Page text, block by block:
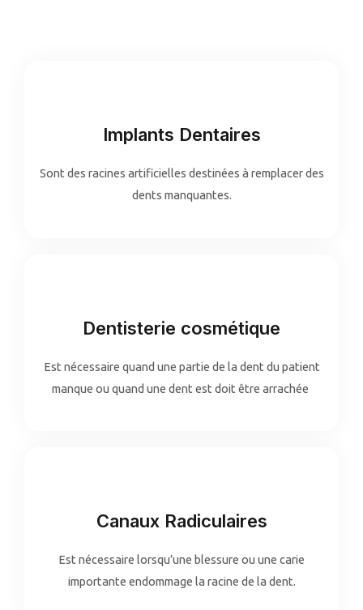
Implants Dentaires
Sont des racines artificielles destinées à remplacer des
dents manquantes.
Dentisterie cosmétique
Est nécessaire quand une partie de la dent du patient
manque ou quand une dent est doit être arrachée
Canaux Radiculaires
Est nécessaire lorsqu’une blessure ou une carie
importante endommage la racine de la dent.